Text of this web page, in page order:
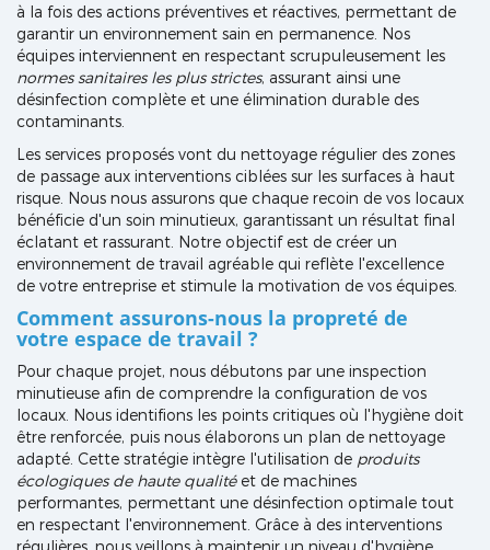
à la fois des actions préventives et réactives, permettant de
garantir un environnement sain en permanence. Nos
équipes interviennent en respectant scrupuleusement les
normes sanitaires les plus strictes, assurant ainsi une
désinfection complète et une élimination durable des
contaminants.
Les services proposés vont du nettoyage régulier des zones
de passage aux interventions ciblées sur les surfaces à haut
risque. Nous nous assurons que chaque recoin de vos locaux
bénéficie d'un soin minutieux, garantissant un résultat final
éclatant et rassurant. Notre objectif est de créer un
environnement de travail agréable qui reflète l'excellence
de votre entreprise et stimule la motivation de vos équipes.
Comment assurons-nous la propreté de
votre espace de travail ?
Pour chaque projet, nous débutons par une inspection
minutieuse afin de comprendre la configuration de vos
locaux. Nous identifions les points critiques où l'hygiène doit
être renforcée, puis nous élaborons un plan de nettoyage
adapté. Cette stratégie intègre l'utilisation de produits
écologiques de haute qualitéet de machines
performantes, permettant une désinfection optimale tout
en respectant l'environnement. Grâce à des interventions
régulières, nous veillons à maintenir un niveau d'hygiène